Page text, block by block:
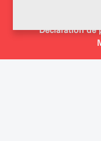
Déclaration de